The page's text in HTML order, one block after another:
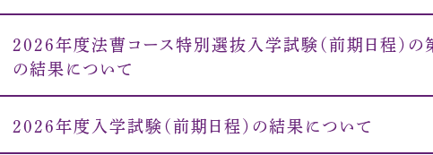
2026年度法曹コース特別選抜入学試験（前期日程）の
の結果について
2026年度入学試験（前期日程）の結果について